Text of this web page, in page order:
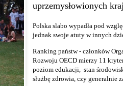
uprzemysłowionych
Polska slabo wypadła pod
jednak swoje atuty w innych
Ranking państw - członków
Rozwoju OECD mierzy 11
poziom edukacji, stan
służbę zdrowia, czy generalnie